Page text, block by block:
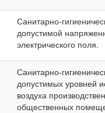
Санитарно-
допустимой
электрического поля.
Санитарно-
допустимых уровней
воздуха
общественных